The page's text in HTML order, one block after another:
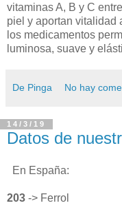
vitaminas A, B y C
piel y aportan vitalidad
los medicamentos
luminosa, suave y
De Pinga No hay
14/3/19
Datos de
En España:
203 -> Ferrol